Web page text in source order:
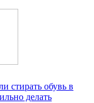
стирать обувь в
делать